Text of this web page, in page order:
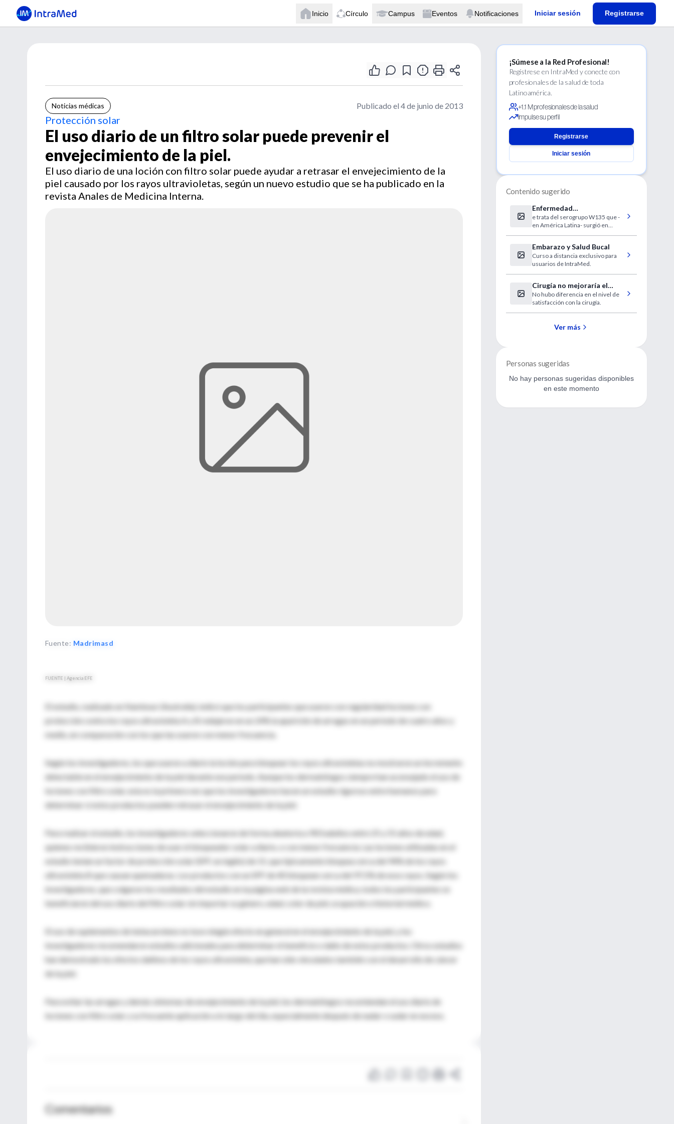
Inicio Círculo Campus Eventos Notificaciones Iniciar sesión Registrarse
Noticias médicas Publicado el 4 de junio de 2013
Protección solar
El uso diario de un filtro solar puede prevenir el
envejecimiento de la piel.
El uso diario de una loción con filtro solar puede ayudar a retrasar el envejecimiento de la
piel causado por los rayos ultravioletas, según un nuevo estudio que se ha publicado en la
revista Anales de Medicina Interna.
Fuente: Madrimasd
FUENTE | Agencia EFE
El estudio, realizado en Nambour (Australia), indicó que los participantes que usaron con regularidad lociones con
protección contra los rayos ultravioleta A y B redujeron en un 24% la aparición de arrugas en un período de cuatro años y
medio, en comparación con los que las usaron con menor frecuencia.
Según los investigadores, los que usaron a diario la loción para bloquear los rayos ultravioletas no mostraron un incremento
detectable en el envejecimiento de la piel durante ese período. Aunque los dermatólogos siempre han aconsejado el uso de
lociones con filtro solar, esta es la primera vez que los investigadores hacen un estudio riguroso entre humanos para
determinar si estos productos pueden retrasar el envejecimiento de la piel.
Para realizar el estudio, los investigadores seleccionaron de forma aleatoria a 903 adultos entre 25 y 55 años de edad,
quienes recibieron instrucciones de usar el bloqueador solar a diario, o con menor frecuencia. Las lociones utilizadas en el
estudio tenían un factor de protección solar (SPF, en inglés) de 15, que típicamente bloquea cerca del 94% de los rayos
ultravioleta B que causan quemaduras. Los productos con un SPF de 40 bloquean cerca del 97,5% de esos rayos. Según los
investigadores, que colgaron los resultados del estudio en la página web de la revista médica, todos los participantes se
beneficiaron del uso diario del filtro solar sin importar su género, edad, color de piel, ocupación o historial médico.
El uso de suplementos de betacaroteno no tuvo ningún efecto en general en el envejecimiento de la piel, y los
investigadores recomendaron estudios adicionales para determinar el beneficio o daño de estos productos. Otros estudios
han demostrado los efectos dañinos de los rayos ultravioleta, que han sido vinculados también con el desarrollo de cáncer
de la piel.
Para evitar las arrugas y demás síntomas de envejecimiento de la piel, los dermatólogos recomiendan el uso diario de
lociones con filtro solar y su frecuente aplicación a lo largo del día, especialmente después de nadar o sudar en exceso.
Comentarios
¡Súmese a la Red Profesional!
Regístrese en IntraMed y conecte con
profesionales de la salud de toda
Latinoamérica.
+1.1 M profesionales de la salud
Impulse su perfil
Registrarse
Iniciar sesión
Contenido sugerido
Enfermedad
meningocócica, serogrupo
surgido en Argentina
e trata del serogrupo W135 que -
en América Latina- surgió en
portadores de la bacteria.
Embarazo y Salud Bucal
Curso a distancia exclusivo para
usuarios de IntraMed.
Cirugía no mejoraría el
tratamiento de desgarros
degenerativos de menisco
No hubo diferencia en el nivel de
satisfacción con la cirugía.
Ver más
Personas sugeridas
No hay personas sugeridas disponibles
en este momento